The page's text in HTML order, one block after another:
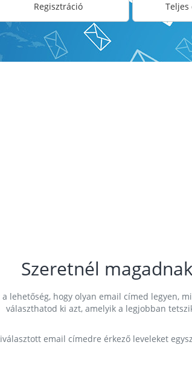
Regisztráció
Szeretnél
a lehetőség, hogy olyan email címed legyen,
választhatod ki azt, amelyik a legjobban
email címedre érkező leveleket